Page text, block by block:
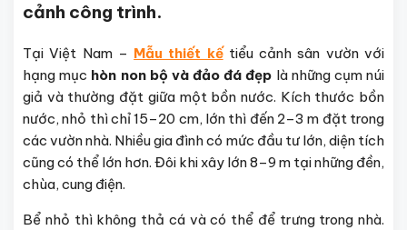
cảnh công trình.
Tại Việt Nam – Mẫu thiết kếtiểu cảnh sân vườn với
hạng mục hòn non bộ và đảo đá đẹp là những cụm núi
giả và thường đặt giữa một bồn nước. Kích thước bồn
nước, nhỏ thì chỉ 15–20 cm, lớn thì đến 2–3 m đặt trong
các vườn nhà. Nhiều gia đình có mức đầu tư lớn, diện tích
cũng có thể lớn hơn. Đôi khi xây lớn 8–9 m tại những đền,
chùa, cung điện.
Bể nhỏ thì không thả cá và có thể để trưng trong nhà.